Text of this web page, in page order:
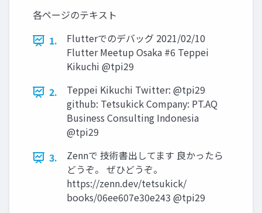
各ページのテキスト
1.
Flutterでのデバッグ 2021/02/10
Flutter Meetup Osaka #6 Teppei
Kikuchi @tpi29
2.
Teppei Kikuchi Twitter: @tpi29
github: Tetsukick Company: PT.AQ
Business Consulting Indonesia
@tpi29
3.
Zennで 技術書出してます 良かったら
どうぞ。 ぜひどうぞ。
https://zenn.dev/tetsukick/
books/06ee607e30e243 @tpi29